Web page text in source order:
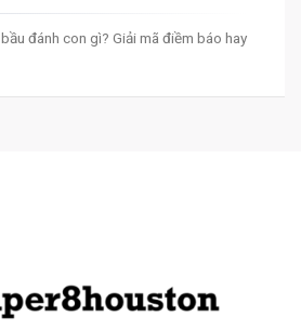
đánh con gì? Giải mã điềm báo hay